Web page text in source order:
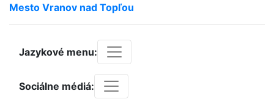
Mesto Vranov nad Topľou
Jazykové menu:
Sociálne médiá: